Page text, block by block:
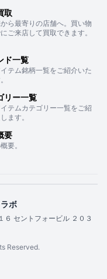
取
ら最寄りの店舗へ。買い物
ご来店して買取できます。
ド一覧
テム銘柄一覧をご紹介いた
リー一覧
テムカテゴリー一覧をご紹
ます。
要
要。
ボ
セントフォービル ２０３
Reserved.